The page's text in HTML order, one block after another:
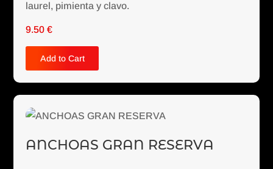
laurel, pimienta y clavo.
9.50€
Add to Cart
ANCHOAS GRAN RESERVA